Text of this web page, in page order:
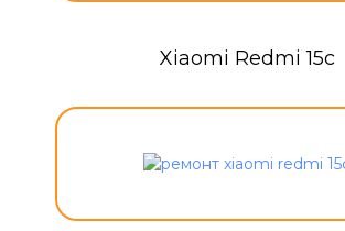
Xiaomi Redmi 15c